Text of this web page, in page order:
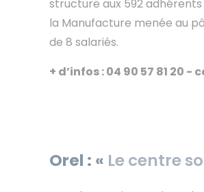
structure aux 592
la Manufacture menée au
de 8 salariés.
+ d’infos : 04 90 57 81 20
Orel : « Le centre